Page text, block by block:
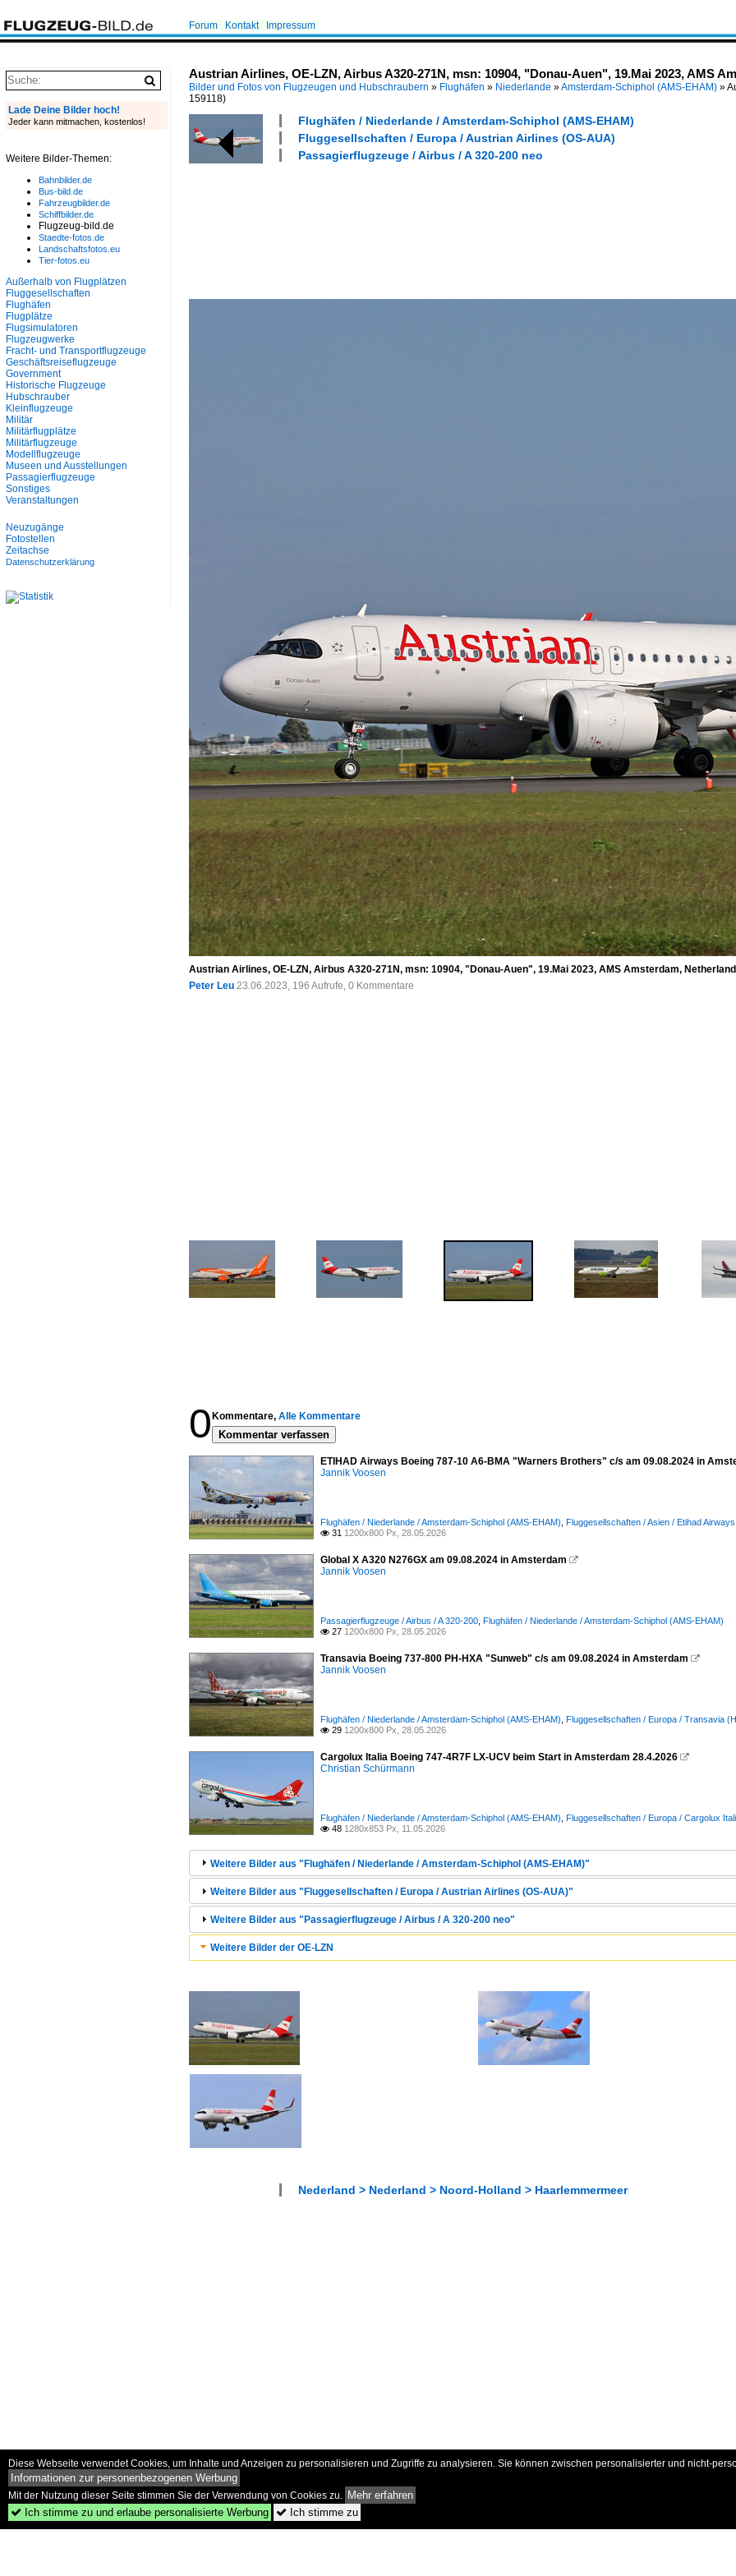
Forum Kontakt Impressum
Austrian Airlines, OE-LZN, Airbus A320-271N, msn: 10904, "Donau-Auen", 19.Mai 2023, AMS
Bilder und Fotos von Flugzeugen und Hubschraubern » Flughäfen » Niederlande »Amsterdam-Schiphol (AMS-EHAM) »
159118)
Flughäfen / Niederlande / Amsterdam-Schiphol (AMS-EHAM)
Fluggesellschaften / Europa / Austrian Airlines (OS-AUA)
Passagierflugzeuge / Airbus / A 320-200 neo
Austrian Airlines, OE-LZN, Airbus A320-271N, msn: 10904, "Donau-Auen", 19.Mai 2023, AMS Amsterdam,
Peter Leu 23.06.2023, 196 Aufrufe, 0 Kommentare
0 Kommentare, Alle Kommentare
Kommentar verfassen
ETIHAD Airways Boeing 787-10 A6-BMA "Warners Brothers" c/s am 09.08.2024 in
Jannik Voosen
Flughäfen / Niederlande / Amsterdam-Schiphol (AMS-EHAM) Fluggesellschaften / Asien / Etihad
 31 1200x800 Px, 28.05.2026
Global X A320 N276GX am 09.08.2024 in Amsterdam 
Jannik Voosen
Passagierflugzeuge / Airbus / A 320-200 Flughäfen / Niederlande / Amsterdam-Schiphol (AMS-EHAM)
 27 1200x800 Px, 28.05.2026
Transavia Boeing 737-800 PH-HXA "Sunweb" c/s am 09.08.2024 in Amsterdam 
Jannik Voosen
Flughäfen / Niederlande / Amsterdam-Schiphol (AMS-EHAM) Fluggesellschaften / Europa / Transavia
 29 1200x800 Px, 28.05.2026
Cargolux Italia Boeing 747-4R7F LX-UCV beim Start in Amsterdam 28.4.2026 
Christian Schürmann
Flughäfen / Niederlande / Amsterdam-Schiphol (AMS-EHAM) Fluggesellschaften / Europa / Cargolux
 48 1280x853 Px, 11.05.2026
Weitere Bilder aus "Flughäfen / Niederlande / Amsterdam-Schiphol (AMS-EHAM)"
Weitere Bilder aus "Fluggesellschaften / Europa / Austrian Airlines (OS-AUA)"
Weitere Bilder aus "Passagierflugzeuge / Airbus / A 320-200 neo"
Weitere Bilder der OE-LZN
Nederland > Nederland > Noord-Holland > Haarlemmermeer
Lade Deine Bilder hoch!
Jeder kann mitmachen, kostenlos!
Weitere Bilder-Themen:
Bahnbilder.de
Bus-bild.de
Fahrzeugbilder.de
Schiffbilder.de
Flugzeug-bild.de
Staedte-fotos.de
Landschaftsfotos.eu
Tier-fotos.eu
Außerhalb von Flugplätzen
Fluggesellschaften
Flughäfen
Flugplätze
Flugsimulatoren
Flugzeugwerke
Fracht- und Transportflugzeuge
Geschäftsreiseflugzeuge
Government
Historische Flugzeuge
Hubschrauber
Kleinflugzeuge
Militär
Militärflugplätze
Militärflugzeuge
Modellflugzeuge
Museen und Ausstellungen
Passagierflugzeuge
Sonstiges
Veranstaltungen
Neuzugänge
Fotostellen
Zeitachse
Datenschutzerklärung
Diese Webseite verwendet Cookies, um Inhalte und Anzeigen zu personalisieren und Zugriffe zu analysieren. Sie können zwischen personalisierter und nicht-
Informationen zur personenbezogenen Werbung
Mit der Nutzung dieser Seite stimmen Sie der Verwendung von Cookies zu. Mehr erfahren
 Ich stimme zu und erlaube personalisierte Werbung  Ich stimme zu